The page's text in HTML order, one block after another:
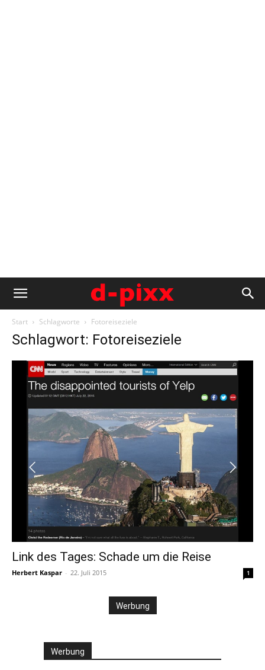
Start Schlagworte Fotoreiseziele
Schlagwort: Fotoreiseziele
Link des Tages: Schade um die Reise
Herbert Kaspar - 22. Juli 2015 1
Werbung
Werbung